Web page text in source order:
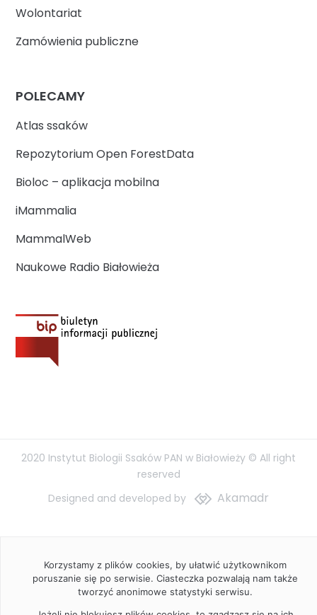
Wolontariat
Zamówienia publiczne
POLECAMY
Atlas ssaków
Repozytorium Open ForestData
Bioloc – aplikacja mobilna
iMammalia
MammalWeb
Naukowe Radio Białowieża
2020 Instytut Biologii Ssaków PAN w Białowieży © All right
reserved
Designed and developed by
Akamadr
Korzystamy z plików cookies, by ułatwić użytkownikom
poruszanie się po serwisie. Ciasteczka pozwalają nam także
tworzyć anonimowe statystyki serwisu.